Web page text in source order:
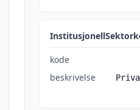
kode
beskrivelse